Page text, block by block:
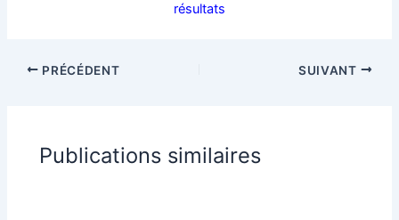
résultats
PRÉCÉDENT SUIVANT
Publications similaires